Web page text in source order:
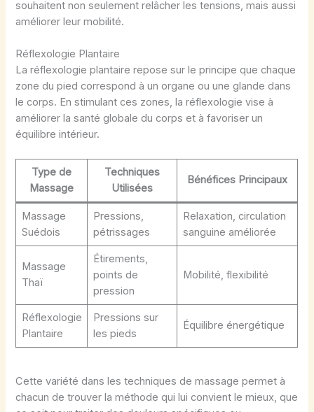
souhaitent non seulement relâcher les tensions, mais aussi
améliorer leur mobilité.
Réflexologie Plantaire
La réflexologie plantaire repose sur le principe que chaque
zone du pied correspond à un organe ou une glande dans
le corps. En stimulant ces zones, la réflexologie vise à
améliorer la santé globale du corps et à favoriser un
équilibre intérieur.
Type de
Massage
Techniques
Utilisées
Bénéfices Principaux
Massage
Suédois
Pressions,
pétrissages
Relaxation, circulation
sanguine améliorée
Massage
Thaï
Étirements,
points de
pression
Mobilité, flexibilité
Réflexologie
Plantaire
Pressions sur
les pieds
Équilibre énergétique
Cette variété dans les techniques de massage permet à
chacun de trouver la méthode qui lui convient le mieux, que